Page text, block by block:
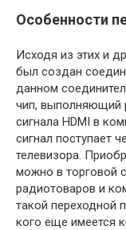
Особенности
Исходя из этих и
был создан
данном
чип, выполняющий
сигнала HDMI в
сигнал поступает
телевизора.
можно в торговой
радиотоваров и
такой переходной
кого еще имеется